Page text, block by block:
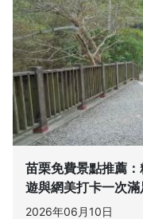
苗栗免費景點推薦
遊與網美打卡一次滿
2026年06月10日